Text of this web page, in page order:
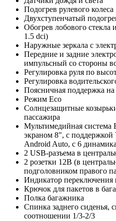
Подогрев рулевого колеса
Двухступенчатый
Обогрев лобового стекла
1.5 dci)
Наружные зеркала с
Передние и задние
импульсный со стороны
Регулировка руля по
Регулировка
Поясничная поддержка на
Режим Eco
Солнцезащитные
пассажира
Мультимедийная система
экраном 8", с поддержкой
Android Auto, с 6
2 USB-разъема в
2 розетки 12В (в
подголовником правого
Индикатор переключения
Крючок для пакетов в
Полка багажника
Спинка заднего сиденья,
соотношении 1/3-2/3